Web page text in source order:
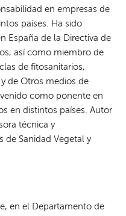
en empresas de
países. Ha sido
España de la Directiva de
así como miembro de
de fitosanitarios,
de Otros medios de
como ponente en
en distintos países. Autor
técnica y
de Sanidad Vegetal y
en el Departamento de